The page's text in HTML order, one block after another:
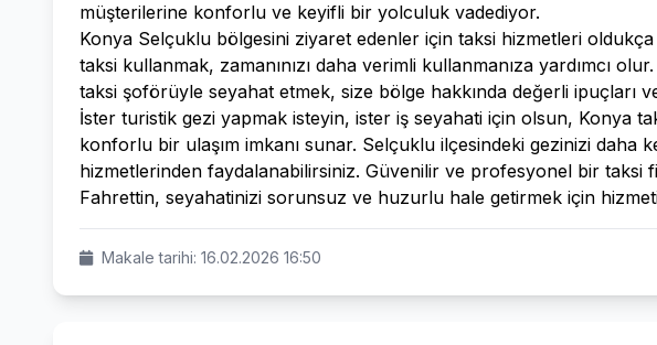
müşterilerine konforlu ve keyifli bir yolculuk vadediyor.
Konya Selçuklu bölgesini ziyaret edenler için taksi hizmetleri
taksi kullanmak, zamanınızı daha verimli kullanmanıza yardımcı
taksi şoförüyle seyahat etmek, size bölge hakkında değerli ipuçları
İster turistik gezi yapmak isteyin, ister iş seyahati için olsun, Konya
konforlu bir ulaşım imkanı sunar. Selçuklu ilçesindeki gezinizi daha
hizmetlerinden faydalanabilirsiniz. Güvenilir ve profesyonel bir taksi
Fahrettin, seyahatinizi sorunsuz ve huzurlu hale getirmek için
Makale tarihi: 16.02.2026 16:50